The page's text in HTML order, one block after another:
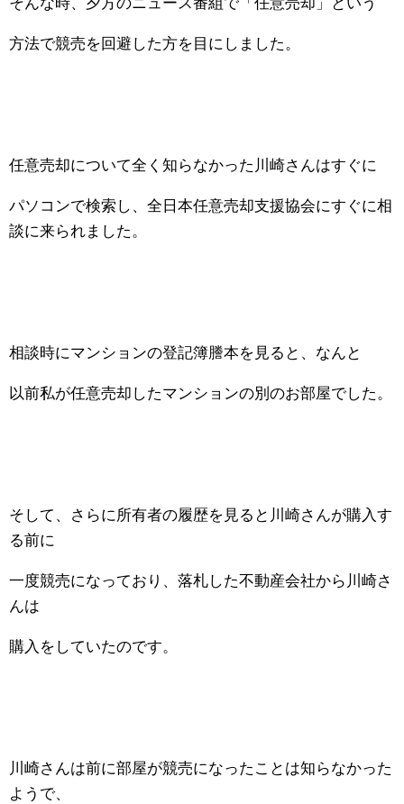
そんな時、夕方のニュース番組で「任意売却」という
方法で競売を回避した方を目にしました。
任意売却について全く知らなかった川崎さんはすぐに
パソコンで検索し、全日本任意売却支援協会にすぐに相
談に来られました。
相談時にマンションの登記簿謄本を見ると、なんと
以前私が任意売却したマンションの別のお部屋でした。
そして、さらに所有者の履歴を見ると川崎さんが購入す
る前に
一度競売になっており、落札した不動産会社から川崎さ
んは
購入をしていたのです。
川崎さんは前に部屋が競売になったことは知らなかった
ようで、